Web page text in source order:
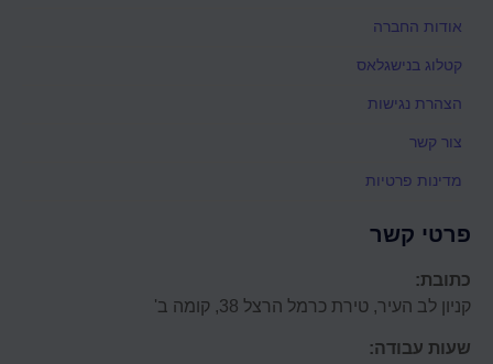
אודות החברה
קטלוג בנישגלאס
הצהרת נגישות
צור קשר
מדינות פרטיות
פרטי קשר
כתובת:
קניון לב העיר, טירת כרמל הרצל 38, קומה ב'
שעות עבודה: